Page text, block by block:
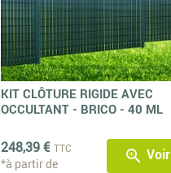
KIT CLÔTURE RIGIDE AVEC
OCCULTANT - BRICO - 40 ML
248,39 € TTC
*à partir de zoom_in Voir